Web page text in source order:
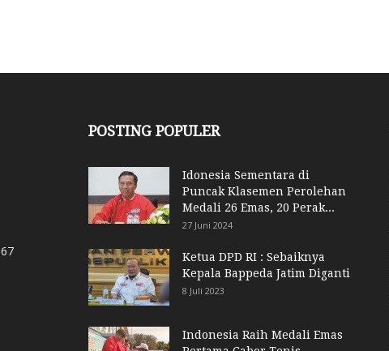
POSTING POPULER
Idonesia Sementara di
Puncak Klasemen Perolehan
Medali 26 Emas, 20 Perak...
27 Juni 2024
Ketua DPD RI : Sebaiknya
Kepala Bappeda Jatim Diganti
8 Juli 2023
Indonesia Raih Medali Emas